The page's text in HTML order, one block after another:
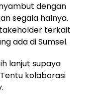
dengan
segala halnya.
terkait
ada di Sumsel.
lanjut supaya
kolaborasi